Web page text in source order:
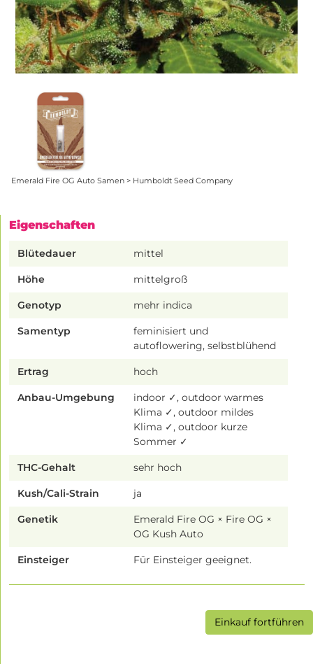
Emerald Fire OG Auto Samen > Humboldt Seed Company
Eigenschaften
Blütedauer mittel
Höhe mittelgroß
Genotyp mehr indica
Samentyp
feminisiert und
autoflowering, selbstblühend
Ertrag hoch
Anbau-Umgebung
indoor ✓, outdoor warmes
Klima ✓, outdoor mildes
Klima ✓, outdoor kurze
Sommer ✓
THC-Gehalt sehr hoch
Kush/Cali-Strain ja
Genetik
Emerald Fire OG × Fire OG ×
OG Kush Auto
Einsteiger Für Einsteiger geeignet.
Einkauf fortführen